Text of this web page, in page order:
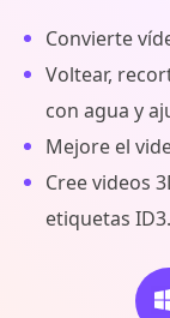
Convierte
Voltear,
con agua y
Mejore el
Cree videos
etiquetas ID3.